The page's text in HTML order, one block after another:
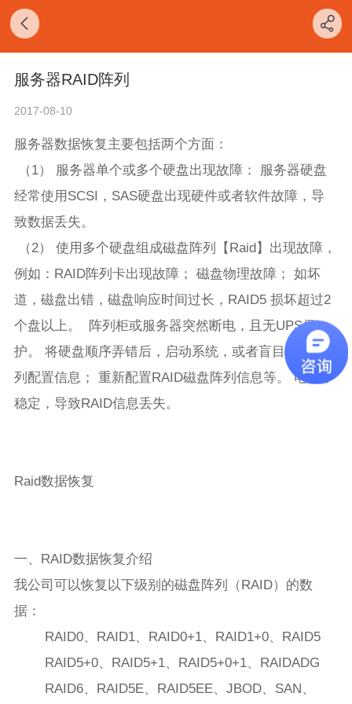
服务器RAID阵列
2017-08-10
服务器数据恢复主要包括两个方面：
（1） 服务器单个或多个硬盘出现故障： 服务器硬盘
经常使用SCSI，SAS硬盘出现硬件或者软件故障，导
致数据丢失。
（2） 使用多个硬盘组成磁盘阵列【Raid】出现故障，
例如：RAID阵列卡出现故障； 磁盘物理故障； 如坏
道，磁盘出错，磁盘响应时间过长，RAID5 损坏超过2
个盘以上。 阵列柜或服务器突然断电，且无UPS保
护。 将硬盘顺序弄错后，启动系统，或者盲目更改阵
列配置信息； 重新配置RAID磁盘阵列信息等。 电源不
稳定，导致RAID信息丢失。
Raid数据恢复
一、RAID数据恢复介绍
我公司可以恢复以下级别的磁盘阵列（RAID）的数
据：
RAID0、RAID1、RAID0+1、RAID1+0、RAID5
RAID5+0、RAID5+1、RAID5+0+1、RAIDADG
RAID6、RAID5E、RAID5EE、JBOD、SAN、